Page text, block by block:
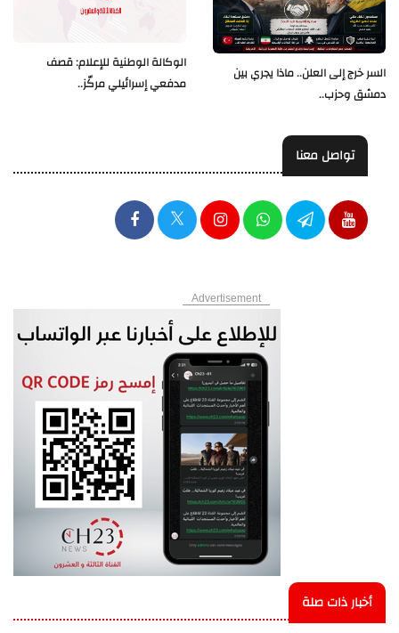
الوكالة الوطنية للإعلام: قصف
مدفعي إسرائيلي مركّز..
السر خرج إلى العلن.. ماذا يجري بين
دمشق وحزب..
تواصل معنا
Advertisement
أخبار ذات صلة